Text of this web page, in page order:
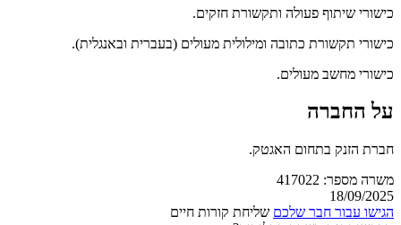
כישורי שיתוף פעולה ותקשורת חזקים.
כישורי תקשורת כתובה ומילולית מעולים (בעברית ובאנגלית).
כישורי מחשב מעולים.
על החברה
חברת הזנק בתחום האגטק.
משרה מספר: 417022
18/09/2025
הגישו עבור חבר שלכם שליחת קורות חיים